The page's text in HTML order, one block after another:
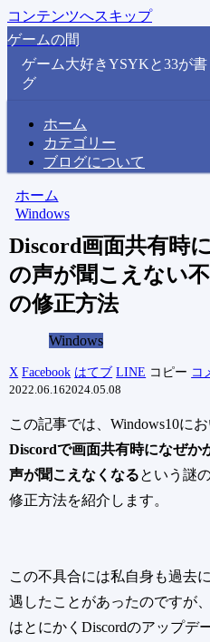
コンテンツへスキップ
ゲームの間
ゲーム大好きYSYKと33が
グ
ホーム
カテゴリー
ブログについて
ホーム
Windows
Discord画面共有時
の声が聞こえない
の修正方法
Windows
X Facebook はてブ LINE コピー コ
2022.06.162024.05.08
この記事では、Windows10に
Discordで画面共有時になぜか
声が聞こえなくなるという謎
修正方法を紹介します。
この不具合には私自身も過去
遇したことがあったのですが
はとにかくDiscordのアップデ